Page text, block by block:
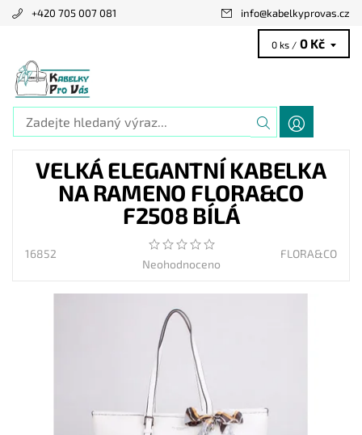
+420 705 007 081 info@kabelkyprovas.cz
0 ks / 0 Kč
VELKÁ ELEGANTNÍ KABELKA
NA RAMENO FLORA&CO
F2508 BÍLÁ
16852
Neohodnoceno
FLORA&CO